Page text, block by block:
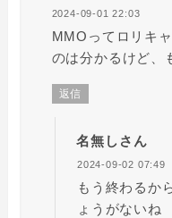
2024-09-01 22:03
MMOってロリキ
のは分かるけど、
返信
名無しさん
2024-09-02 07:49
もう終わるか
ょうがないね